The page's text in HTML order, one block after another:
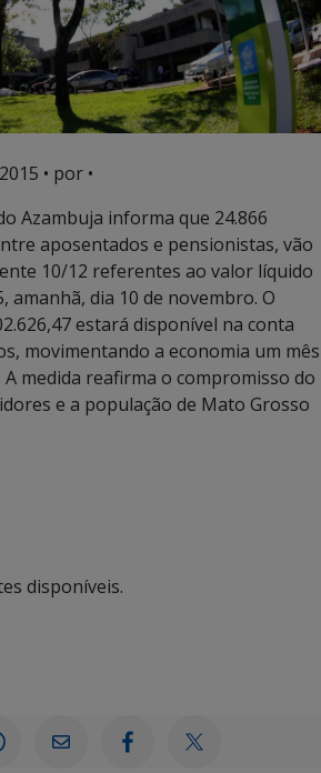
• por •
Azambuja informa que 24.866
aposentados e pensionistas, vão
10/12 referentes ao valor líquido
amanhã, dia 10 de novembro. O
estará disponível na conta
movimentando a economia um mês
medida reafirma o compromisso do
e a população de Mato Grosso
disponíveis.